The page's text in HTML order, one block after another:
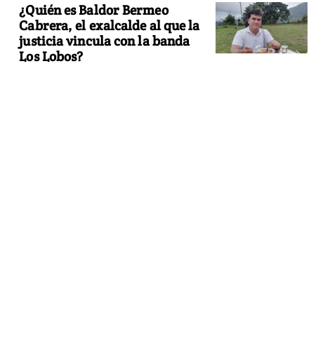
¿Quién es Baldor Bermeo
Cabrera, el exalcalde al que la
justicia vincula con la banda
Los Lobos?